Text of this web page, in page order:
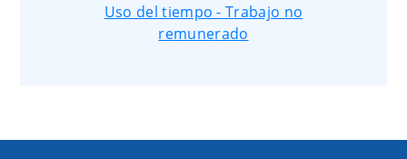
Uso del tiempo - Trabajo no
remunerado